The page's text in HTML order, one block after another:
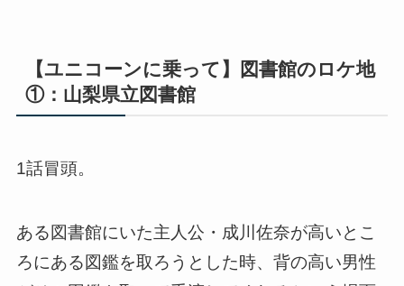
【ユニコーンに乗って】図書館のロケ地
①：山梨県立図書館
1話冒頭。
ある図書館にいた主人公・成川佐奈が高いとこ
ろにある図鑑を取ろうとした時、背の高い男性